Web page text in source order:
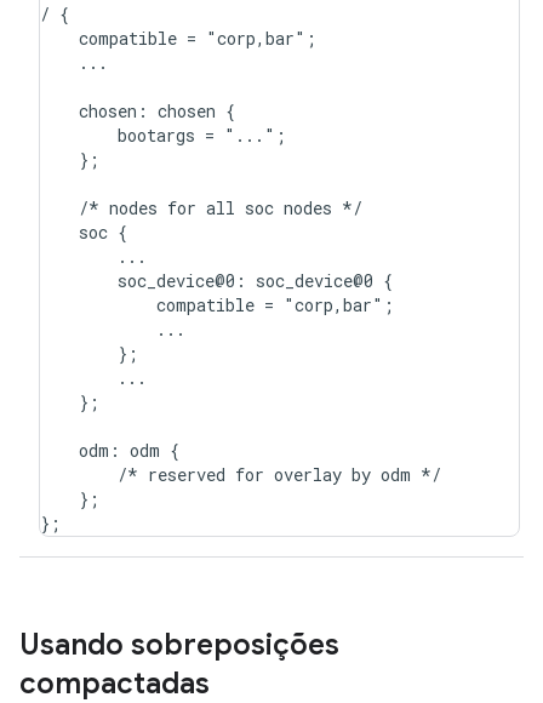
/ {
    compatible = "corp,bar";
    ...
    chosen: chosen {
        bootargs = "...";
    };
    /* nodes for all soc nodes */
    soc {
        ...
        soc_device@0: soc_device@0 {
            compatible = "corp,bar";
            ...
        };
        ...
    };
    odm: odm {
        /* reserved for overlay by odm */
    };
Usando sobreposições
compactadas